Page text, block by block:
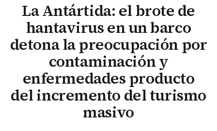
La Antártida: el brote de
hantavirus en un barco
detona la preocupación por
contaminación y
enfermedades producto
del incremento del turismo
masivo